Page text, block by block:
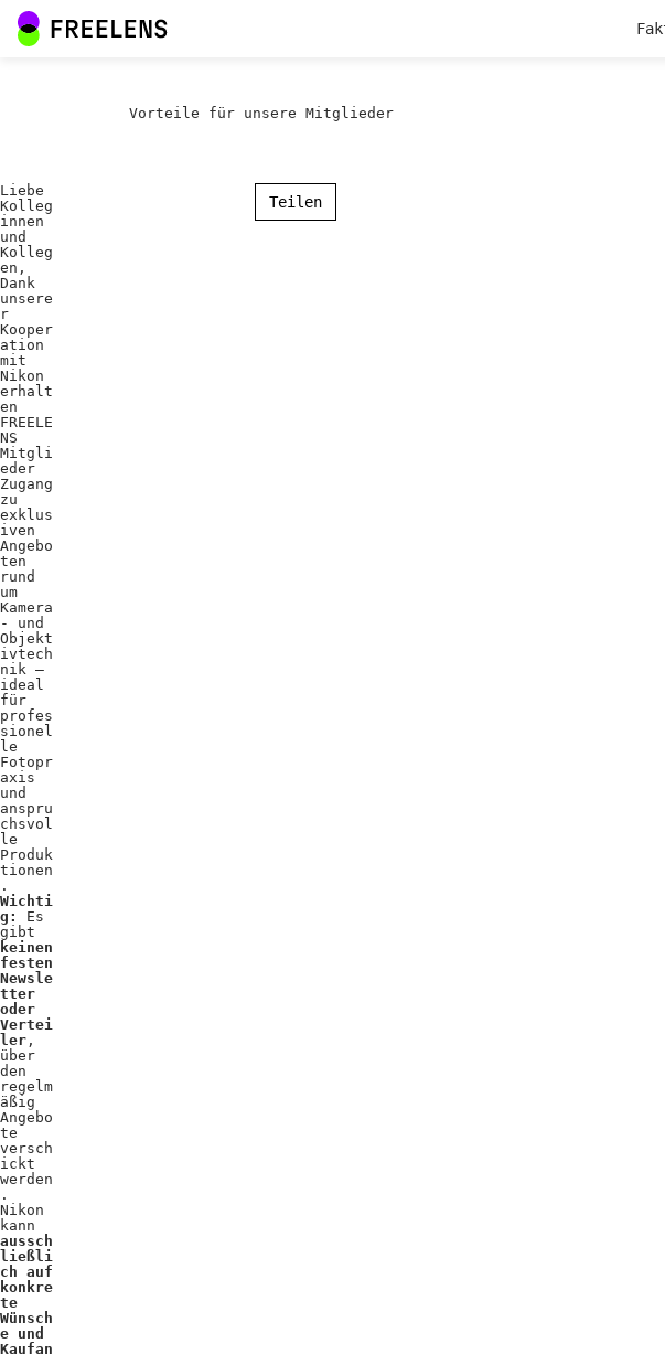
Vorteile für unsere Mitglieder
Liebe
Kolleg
innen
und
Kolleg
en,
Dank
unsere
r
Kooper
ation
mit
Nikon
erhalt
en
FREELE
NS
Mitgli
eder
Zugang
zu
exklus
iven
Angebo
ten
rund
um
Kamera
- und
Objekt
ivtech
nik –
ideal
für
profes
sionel
le
Fotopr
axis
und
anspru
chsvol
le
Produk
tionen
.
Wichti
g:
Es
gibt
keinen
festen
Newsle
tter
oder
Vertei
ler ,
über
den
regelm
äßig
Angebo
te
versch
ickt
werden
.
Nikon
kann
aussch
ließli
ch auf
konkre
te
Wünsch
e und
Kaufan
Teilen